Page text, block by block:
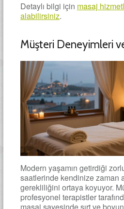
Detaylı bilgi için masaj
alabilirsiniz.
Müşteri Deneyimleri
Modern yaşamın getirdiği
saatlerinde kendinize zaman
gerekliliğini ortaya koyuyor.
profesyonel terapistler
masaj sayesinde sırt ve